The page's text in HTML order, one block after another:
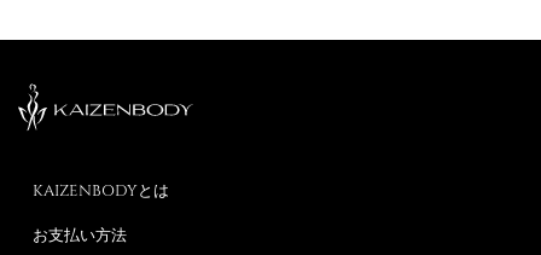
KAIZENBODYとは
お支払い方法